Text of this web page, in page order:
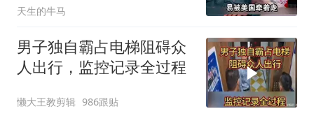
天生的牛马
男子独自霸占电梯阻碍众
人出行，监控记录全过程
懒大王教剪辑 986跟贴